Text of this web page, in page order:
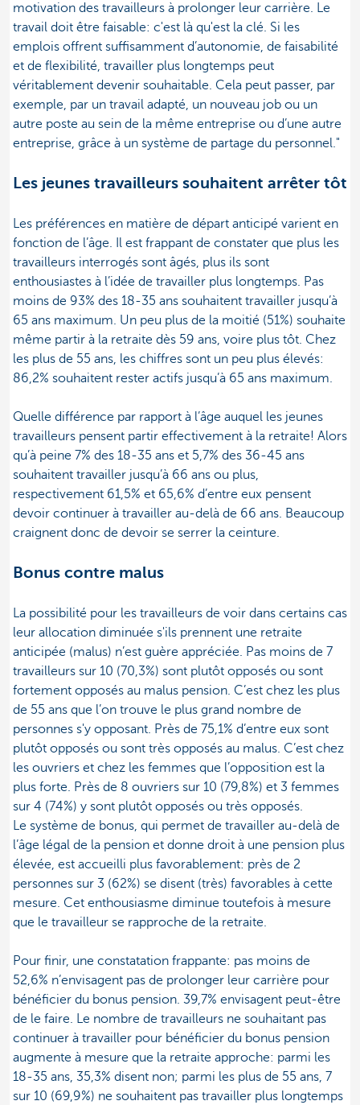
motivation des travailleurs à prolonger leur carrière. Le
travail doit être faisable: c'est là qu'est la clé. Si les
emplois offrent suffisamment d’autonomie, de faisabilité
et de flexibilité, travailler plus longtemps peut
véritablement devenir souhaitable. Cela peut passer, par
exemple, par un travail adapté, un nouveau job ou un
autre poste au sein de la même entreprise ou d’une autre
entreprise, grâce à un système de partage du personnel."
Les jeunes travailleurs souhaitent arrêter tôt
Les préférences en matière de départ anticipé varient en
fonction de l’âge. Il est frappant de constater que plus les
travailleurs interrogés sont âgés, plus ils sont
enthousiastes à l’idée de travailler plus longtemps. Pas
moins de 93% des 18-35 ans souhaitent travailler jusqu’à
65 ans maximum. Un peu plus de la moitié (51%) souhaite
même partir à la retraite dès 59 ans, voire plus tôt. Chez
les plus de 55 ans, les chiffres sont un peu plus élevés:
86,2% souhaitent rester actifs jusqu’à 65 ans maximum.
Quelle différence par rapport à l’âge auquel les jeunes
travailleurs pensent partir effectivement à la retraite! Alors
qu’à peine 7% des 18-35 ans et 5,7% des 36-45 ans
souhaitent travailler jusqu’à 66 ans ou plus,
respectivement 61,5% et 65,6% d’entre eux pensent
devoir continuer à travailler au-delà de 66 ans. Beaucoup
craignent donc de devoir se serrer la ceinture.
Bonus contre malus
La possibilité pour les travailleurs de voir dans certains cas
leur allocation diminuée s'ils prennent une retraite
anticipée (malus) n’est guère appréciée. Pas moins de 7
travailleurs sur 10 (70,3%) sont plutôt opposés ou sont
fortement opposés au malus pension. C’est chez les plus
de 55 ans que l’on trouve le plus grand nombre de
personnes s'y opposant. Près de 75,1% d’entre eux sont
plutôt opposés ou sont très opposés au malus. C’est chez
les ouvriers et chez les femmes que l’opposition est la
plus forte. Près de 8 ouvriers sur 10 (79,8%) et 3 femmes
sur 4 (74%) y sont plutôt opposés ou très opposés.
Le système de bonus, qui permet de travailler au-delà de
l’âge légal de la pension et donne droit à une pension plus
élevée, est accueilli plus favorablement: près de 2
personnes sur 3 (62%) se disent (très) favorables à cette
mesure. Cet enthousiasme diminue toutefois à mesure
que le travailleur se rapproche de la retraite.
Pour finir, une constatation frappante: pas moins de
52,6% n’envisagent pas de prolonger leur carrière pour
bénéficier du bonus pension. 39,7% envisagent peut-être
de le faire. Le nombre de travailleurs ne souhaitant pas
continuer à travailler pour bénéficier du bonus pension
augmente à mesure que la retraite approche: parmi les
18-35 ans, 35,3% disent non; parmi les plus de 55 ans, 7
sur 10 (69,9%) ne souhaitent pas travailler plus longtemps